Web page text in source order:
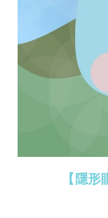
【隱